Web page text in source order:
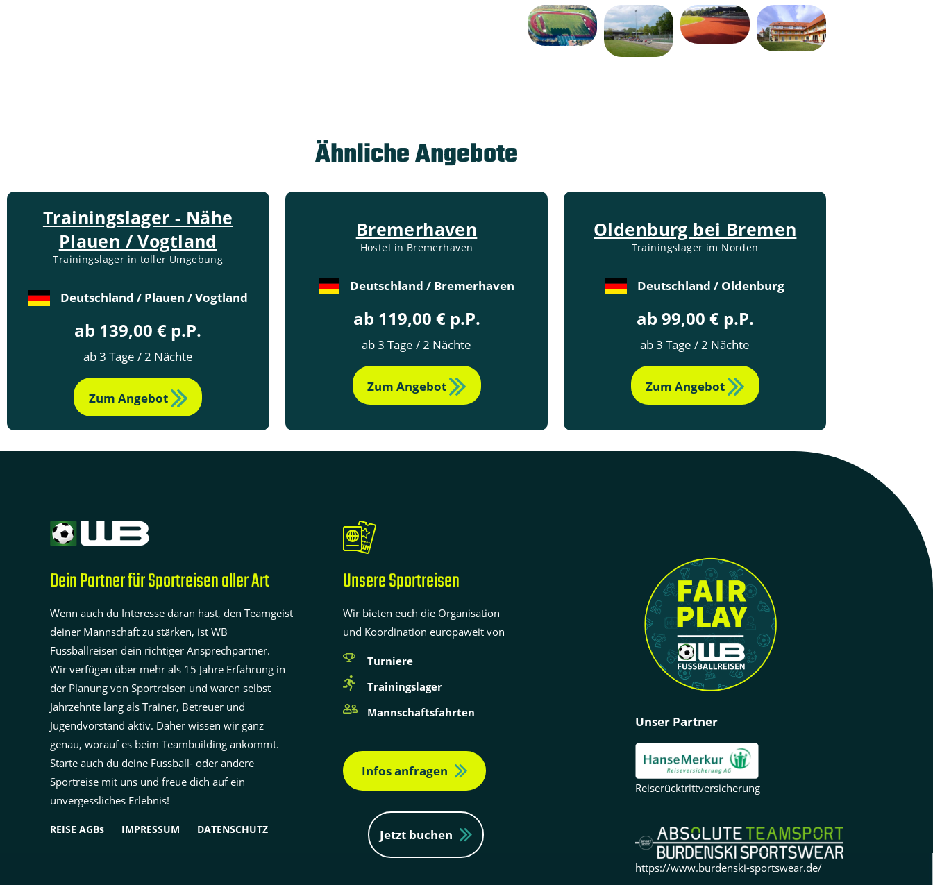
Ähnliche Angebote
Trainingslager - Nähe
Plauen / Vogtland
Trainingslager in toller Umgebung
Deutschland / Plauen / Vogtland
ab 139,00 € p.P.
ab 3 Tage / 2 Nächte
Zum Angebot
Bremerhaven
Hostel in Bremerhaven
Deutschland / Bremerhaven
ab 119,00 € p.P.
ab 3 Tage / 2 Nächte
Zum Angebot
Oldenburg bei Bremen
Trainingslager im Norden
Deutschland / Oldenburg
ab 99,00 € p.P.
ab 3 Tage / 2 Nächte
Zum Angebot
Dein Partner für Sportreisen aller Art
Wenn auch du Interesse daran hast, den Teamgeist
deiner Mannschaft zu stärken, ist WB
Fussballreisen dein richtiger Ansprechpartner.
Wir verfügen über mehr als 15 Jahre Erfahrung in
der Planung von Sportreisen und waren selbst
Jahrzehnte lang als Trainer, Betreuer und
Jugendvorstand aktiv. Daher wissen wir ganz
genau, worauf es beim Teambuilding ankommt.
Starte auch du deine Fussball- oder andere
Sportreise mit uns und freue dich auf ein
unvergessliches Erlebnis!
REISE AGBs IMPRESSUM DATENSCHUTZ
Unsere Sportreisen
Wir bieten euch die Organisation
und Koordination europaweit von
Turniere
Trainingslager
Mannschaftsfahrten
Infos anfragen
Jetzt buchen
Unser Partner
Reiserücktrittversicherung
https://www.burdenski-sportswear.de/